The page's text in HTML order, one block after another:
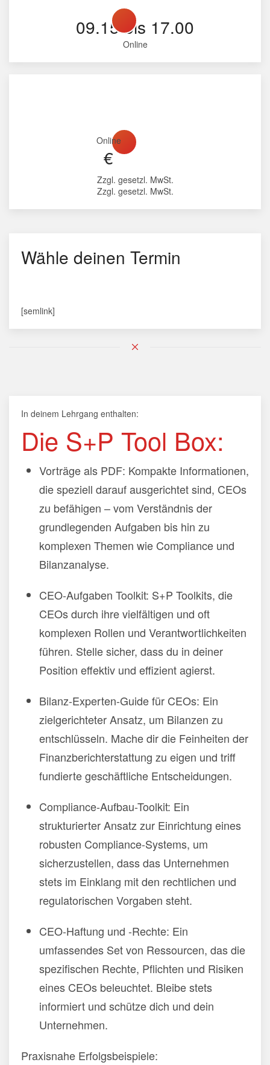
09.15 bis 17.00
Online
Online
€
Zzgl. gesetzl. MwSt.
Zzgl. gesetzl. MwSt.
Wähle deinen Termin
[semlink]
In deinem Lehrgang enthalten:
Die S+P Tool Box:
Vorträge als PDF: Kompakte Informationen,
die speziell darauf ausgerichtet sind, CEOs
zu befähigen – vom Verständnis der
grundlegenden Aufgaben bis hin zu
komplexen Themen wie Compliance und
Bilanzanalyse.
CEO-Aufgaben Toolkit: S+P Toolkits, die
CEOs durch ihre vielfältigen und oft
komplexen Rollen und Verantwortlichkeiten
führen. Stelle sicher, dass du in deiner
Position effektiv und effizient agierst.
Bilanz-Experten-Guide für CEOs: Ein
zielgerichteter Ansatz, um Bilanzen zu
entschlüsseln. Mache dir die Feinheiten der
Finanzberichterstattung zu eigen und triff
fundierte geschäftliche Entscheidungen.
Compliance-Aufbau-Toolkit: Ein
strukturierter Ansatz zur Einrichtung eines
robusten Compliance-Systems, um
sicherzustellen, dass das Unternehmen
stets im Einklang mit den rechtlichen und
regulatorischen Vorgaben steht.
CEO-Haftung und -Rechte: Ein
umfassendes Set von Ressourcen, das die
spezifischen Rechte, Pflichten und Risiken
eines CEOs beleuchtet. Bleibe stets
informiert und schütze dich und dein
Unternehmen.
Praxisnahe Erfolgsbeispiele: